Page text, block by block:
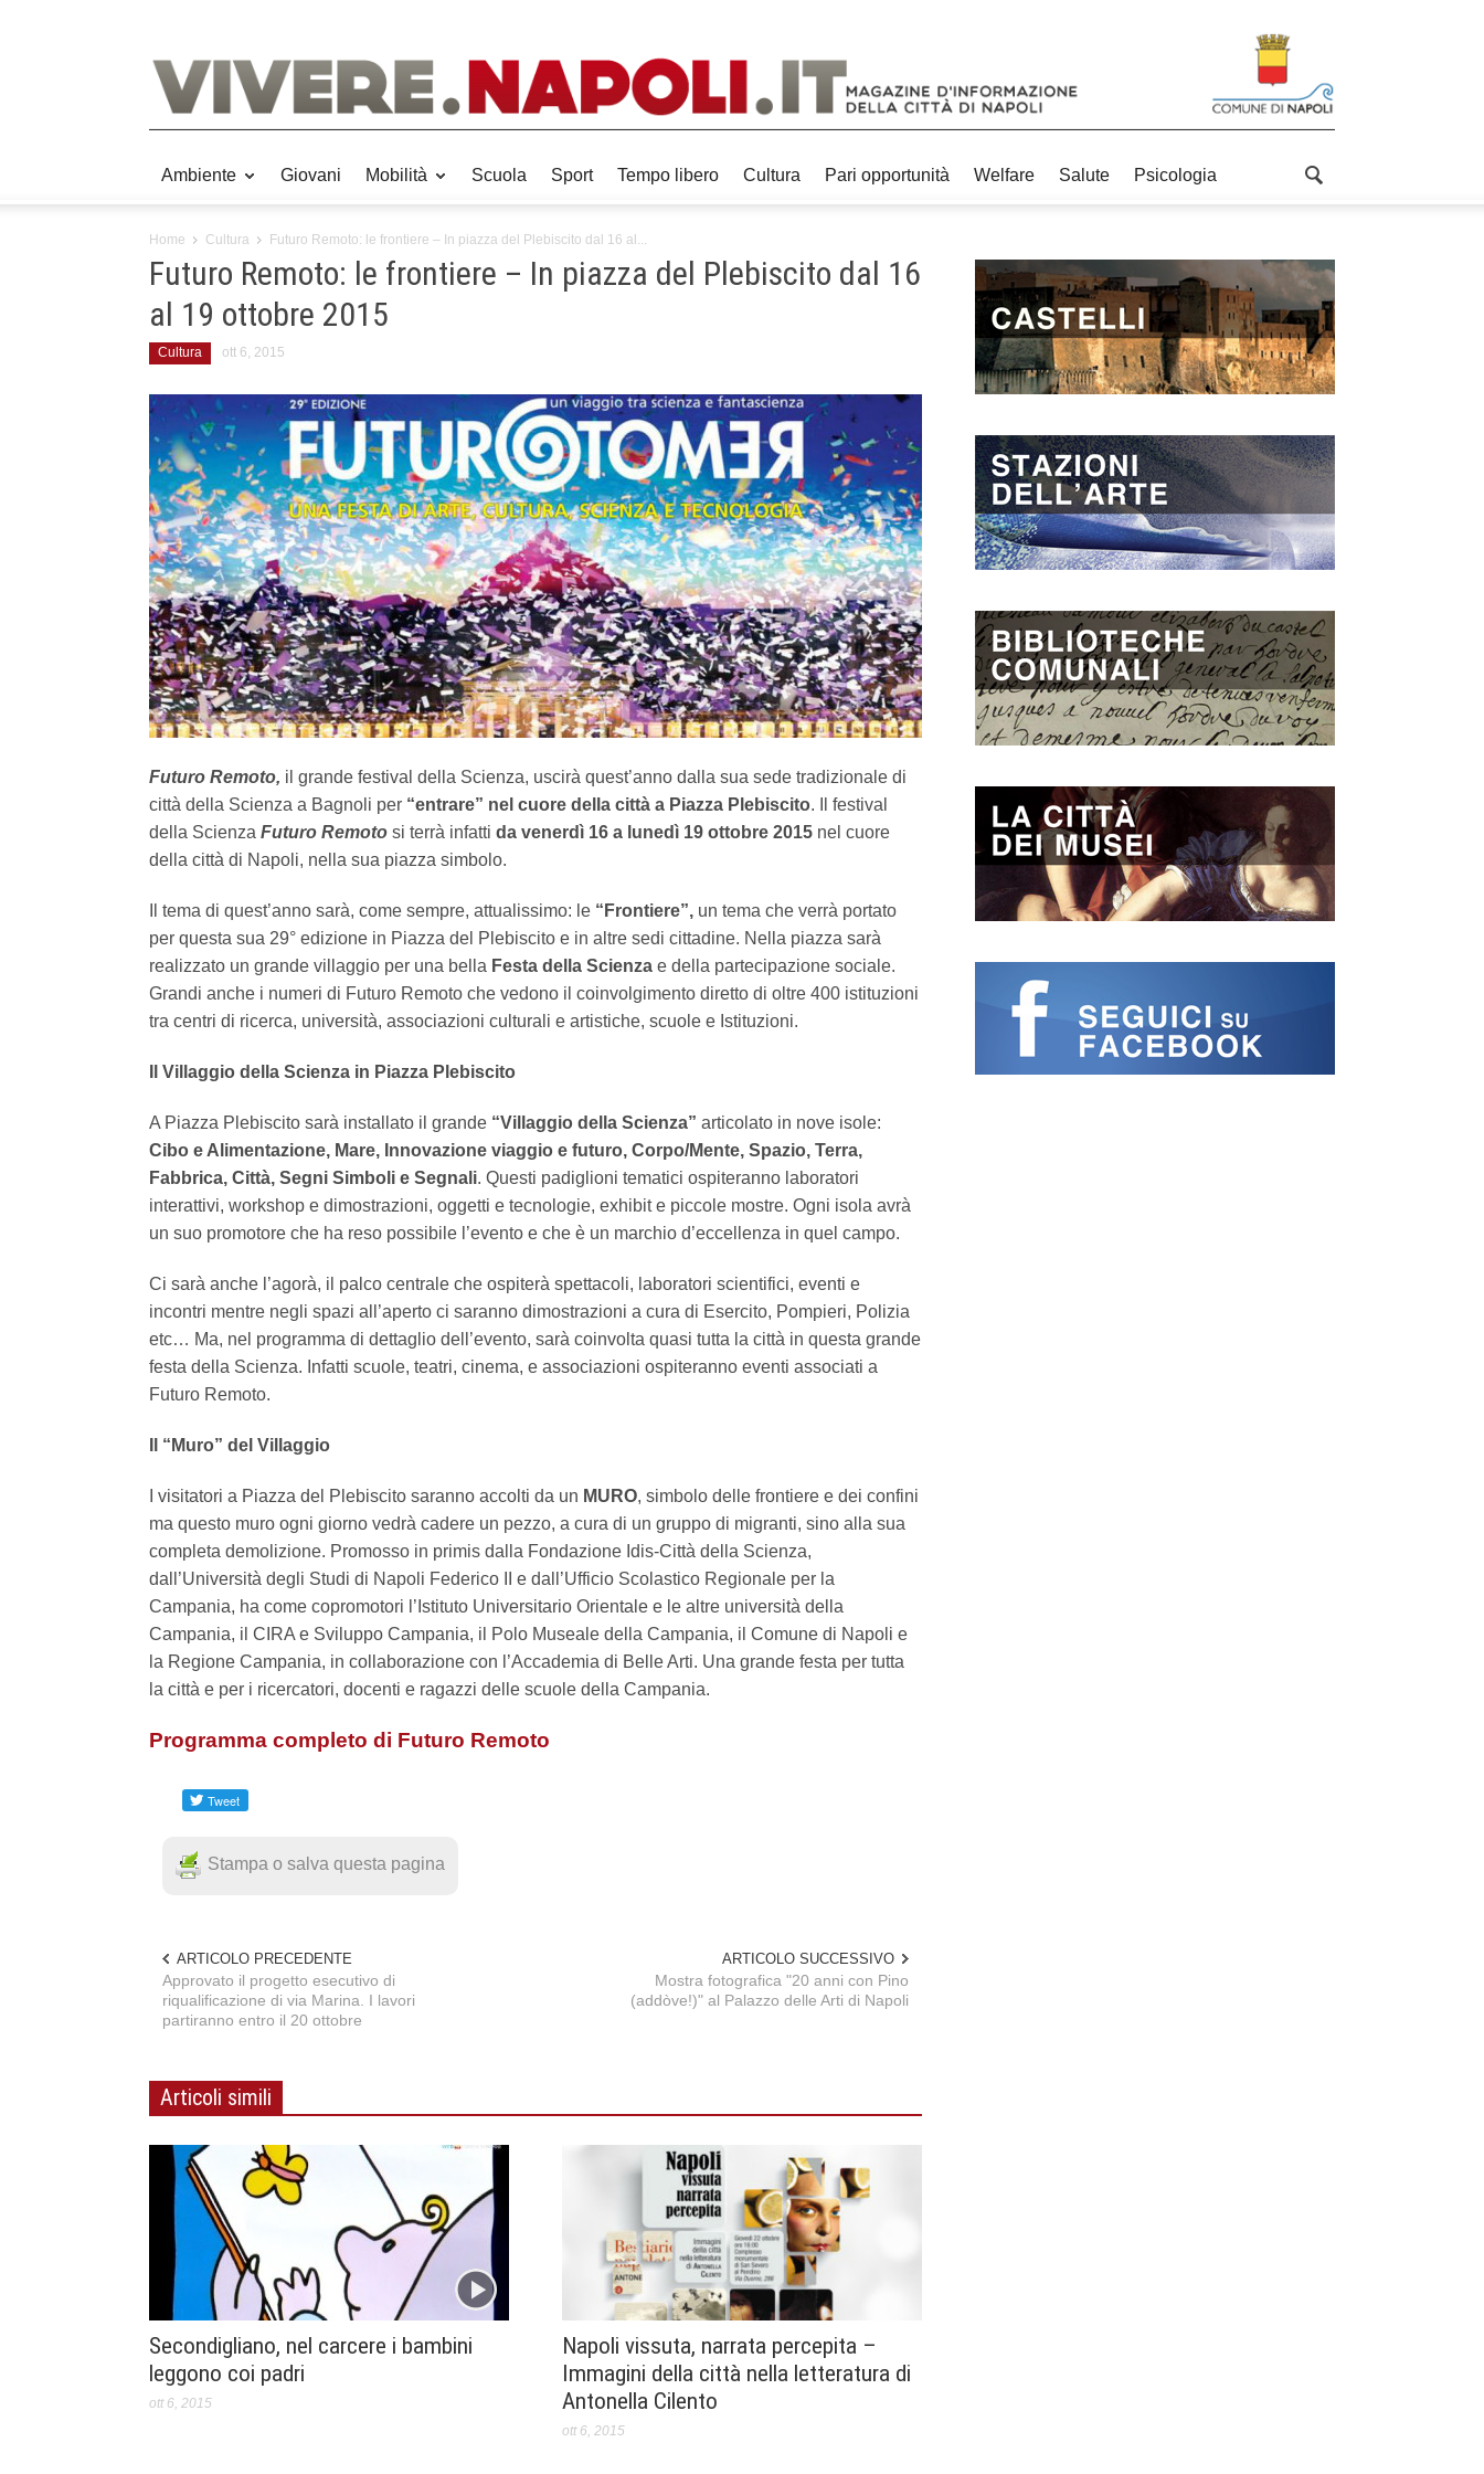
Ambiente Giovani Mobilità Scuola Sport Tempo libero Cultura Pari opportunità Welfare Salute Psicologia
Home Cultura Futuro Remoto: le frontiere – In piazza del Plebiscito dal 16 al...
Futuro Remoto: le frontiere – In piazza del Plebiscito dal 16
al 19 ottobre 2015
Cultura ott 6, 2015
Futuro Remoto, il grande festival della Scienza, uscirà quest’anno dalla sua sede tradizionale di
città della Scienza a Bagnoli per “entrare” nel cuore della città a Piazza Plebiscito. Il festival
della Scienza Futuro Remoto si terrà infatti da venerdì 16 a lunedì 19 ottobre 2015 nel cuore
della città di Napoli, nella sua piazza simbolo.
Il tema di quest’anno sarà, come sempre, attualissimo: le “Frontiere”, un tema che verrà portato
per questa sua 29° edizione in Piazza del Plebiscito e in altre sedi cittadine. Nella piazza sarà
realizzato un grande villaggio per una bella Festa della Scienza e della partecipazione sociale.
Grandi anche i numeri di Futuro Remoto che vedono il coinvolgimento diretto di oltre 400 istituzioni
tra centri di ricerca, università, associazioni culturali e artistiche, scuole e Istituzioni.
Il Villaggio della Scienza in Piazza Plebiscito
A Piazza Plebiscito sarà installato il grande “Villaggio della Scienza” articolato in nove isole:
Cibo e Alimentazione, Mare, Innovazione viaggio e futuro, Corpo/Mente, Spazio, Terra,
Fabbrica, Città, Segni Simboli e Segnali. Questi padiglioni tematici ospiteranno laboratori
interattivi, workshop e dimostrazioni, oggetti e tecnologie, exhibit e piccole mostre. Ogni isola avrà
un suo promotore che ha reso possibile l’evento e che è un marchio d’eccellenza in quel campo.
Ci sarà anche l’agorà, il palco centrale che ospiterà spettacoli, laboratori scientifici, eventi e
incontri mentre negli spazi all’aperto ci saranno dimostrazioni a cura di Esercito, Pompieri, Polizia
etc… Ma, nel programma di dettaglio dell’evento, sarà coinvolta quasi tutta la città in questa grande
festa della Scienza. Infatti scuole, teatri, cinema, e associazioni ospiteranno eventi associati a
Futuro Remoto.
Il “Muro” del Villaggio
I visitatori a Piazza del Plebiscito saranno accolti da un MURO, simbolo delle frontiere e dei confini
ma questo muro ogni giorno vedrà cadere un pezzo, a cura di un gruppo di migranti, sino alla sua
completa demolizione. Promosso in primis dalla Fondazione Idis-Città della Scienza,
dall’Università degli Studi di Napoli Federico II e dall’Ufficio Scolastico Regionale per la
Campania, ha come copromotori l’Istituto Universitario Orientale e le altre università della
Campania, il CIRA e Sviluppo Campania, il Polo Museale della Campania, il Comune di Napoli e
la Regione Campania, in collaborazione con l’Accademia di Belle Arti. Una grande festa per tutta
la città e per i ricercatori, docenti e ragazzi delle scuole della Campania.
Programma completo di Futuro Remoto
Stampa o salva questa pagina
ARTICOLO PRECEDENTE
Approvato il progetto esecutivo di
riqualificazione di via Marina. I lavori
partiranno entro il 20 ottobre
ARTICOLO SUCCESSIVO
Mostra fotografica "20 anni con Pino
(addòve!)" al Palazzo delle Arti di Napoli
Articoli simili
Secondigliano, nel carcere i bambini
leggono coi padri
ott 6, 2015
Napoli vissuta, narrata percepita –
Immagini della città nella letteratura di
Antonella Cilento
ott 6, 2015